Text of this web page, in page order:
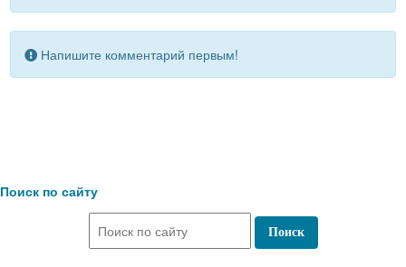
Напишите комментарий первым!
Поиск по сайту